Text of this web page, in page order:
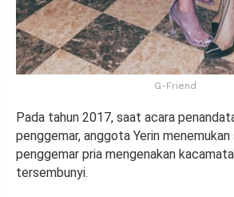
G-Friend
Pada tahun 2017, saat acara
penggemar, anggota Yerin menemukan
penggemar pria mengenakan
tersembunyi.